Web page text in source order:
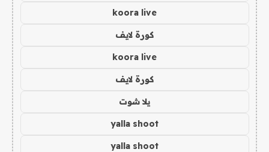
koora live
كورة لايف
koora live
كورة لايف
يلا شوت
yalla shoot
yalla shoot